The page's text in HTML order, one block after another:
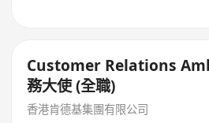
Customer Relations
務大使 (全職)
香港肯德基集團有限公司